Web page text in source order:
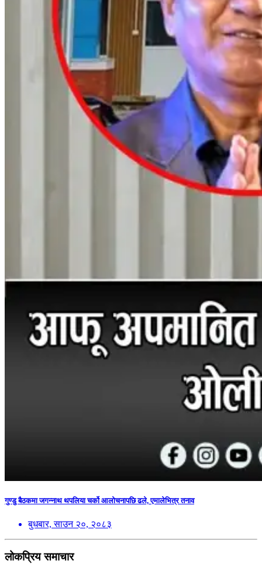
गुण्डु बैठकमा जगन्नाथ थपलिया चर्को आलोचनापछि ढले, एमालेभित्र तनाव
बुधबार, साउन २०, २०८३
लोकप्रिय समाचार